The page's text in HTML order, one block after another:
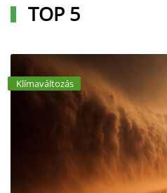
TOP 5
Klímaváltozás